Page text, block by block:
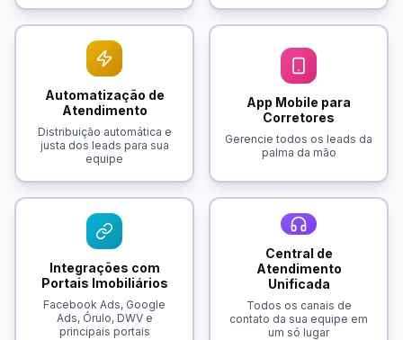
Automatização de
Atendimento
Distribuição automática e
justa dos leads para sua
equipe
App Mobile para
Corretores
Gerencie todos os leads da
palma da mão
Integrações com
Portais Imobiliários
Facebook Ads, Google
Ads, Órulo, DWV e
principais portais
Central de
Atendimento
Unificada
Todos os canais de
contato da sua equipe em
um só lugar